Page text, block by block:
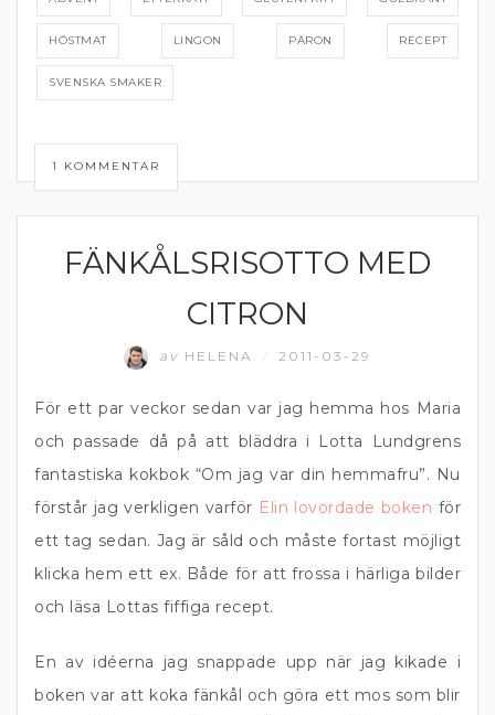
HÖSTMAT LINGON PÄRON RECEPT
SVENSKA SMAKER
1 KOMMENTAR
RISOTTO
FÄNKÅLSRISOTTO MED
CITRON
av HELENA 2011-03-29
För ett par veckor sedan var jag hemma hos Maria
och passade då på att bläddra i Lotta Lundgrens
fantastiska kokbok “Om jag var din hemmafru”. Nu
förstår jag verkligen varför Elin lovordade boken för
ett tag sedan. Jag är såld och måste fortast möjligt
klicka hem ett ex. Både för att frossa i härliga bilder
och läsa Lottas fiffiga recept.
En av idéerna jag snappade upp när jag kikade i
boken var att koka fänkål och göra ett mos som blir